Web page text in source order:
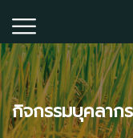
กิจกรรมบุคลากร